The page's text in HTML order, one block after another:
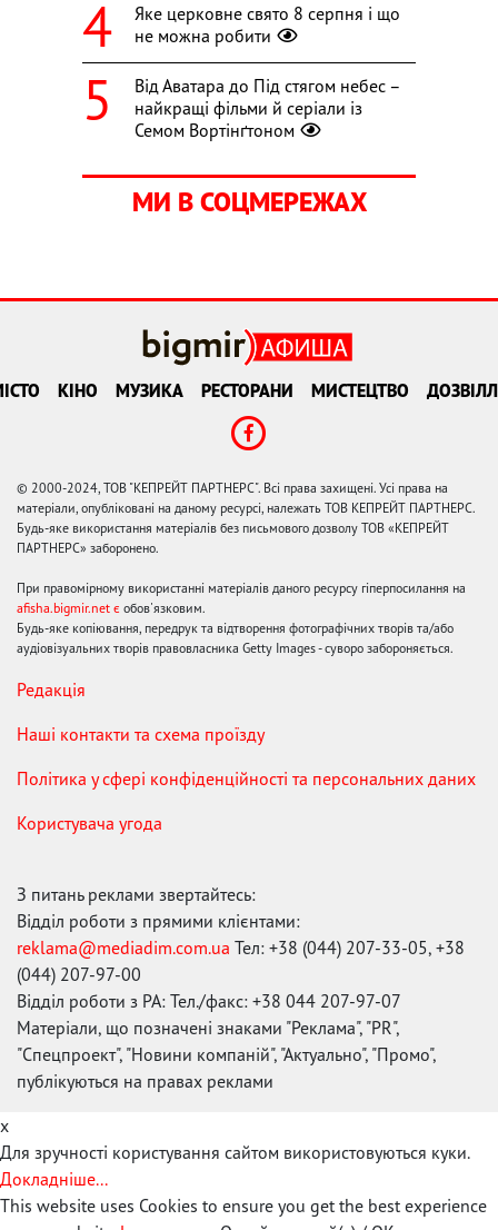
Яке церковне свято 8 серпня і що
не можна робити
Від Аватара до Під стягом небес –
найкращі фільми й серіали із
Семом Вортінґтоном
МИ В СОЦМЕРЕЖАХ
КІНО МУЗИКА РЕСТОРАНИ МИСТЕЦТВО
© 2000-2024, ТОВ "КЕПРЕЙТ ПАРТНЕРС". Всі права захищені. Усі права на
матеріали, опубліковані на даному ресурсі, належать ТОВ КЕПРЕЙТ ПАРТНЕРС.
Будь-яке використання матеріалів без письмового дозволу ТОВ «КЕПРЕЙТ
ПАРТНЕРС» заборонено.
При правомірному використанні матеріалів даного ресурсу гіперпосилання на
afisha.bigmir.net є обов'язковим.
Будь-яке копіювання, передрук та відтворення фотографічних творів та/або
аудіовізуальних творів правовласника Getty Images - суворо забороняється.
Редакція
Наші контакти та схема проїзду
Політика у сфері конфіденційності та персональних даних
Користувача угода
З питань реклами звертайтесь:
Відділ роботи з прямими клієнтами:
reklama@mediadim.com.ua Тел: +38 (044) 207-33-05, +38
(044) 207-97-00
Відділ роботи з РА: Тел./факс: +38 044 207-97-07
Матеріали, що позначені знаками "Реклама", "PR",
"Спецпроект", "Новини компаній", "Актуально", "Промо",
публікуються на правах реклами
x
Для зручності користування сайтом використовуються куки.
Докладніше...
This website uses Cookies to ensure you get the best experience